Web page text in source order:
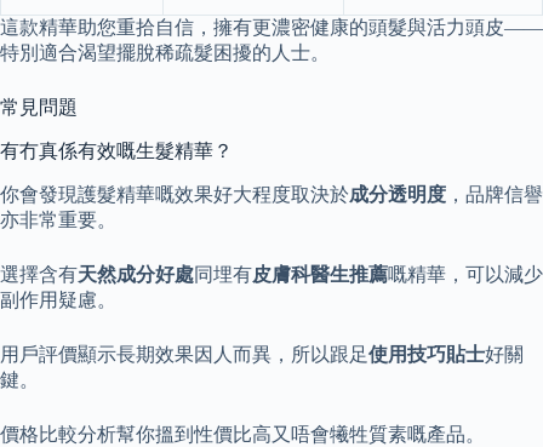
這款精華助您重拾自信，擁有更濃密健康的頭髮與活力頭皮——
特別適合渴望擺脫稀疏髮困擾的人士。
常見問題
有冇真係有效嘅生髮精華？
你會發現護髮精華嘅效果好大程度取決於成分透明度 ，品牌信譽
亦非常重要。
選擇含有天然成分好處同埋有皮膚科醫生推薦嘅精華，可以減少
副作用疑慮。
用戶評價顯示長期效果因人而異，所以跟足使用技巧貼士好關
鍵。
價格比較分析幫你搵到性價比高又唔會犧牲質素嘅產品。